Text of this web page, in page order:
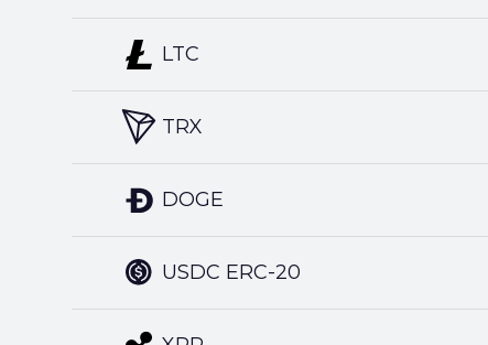
LTC
TRX
DOGE
USDC ERC-20